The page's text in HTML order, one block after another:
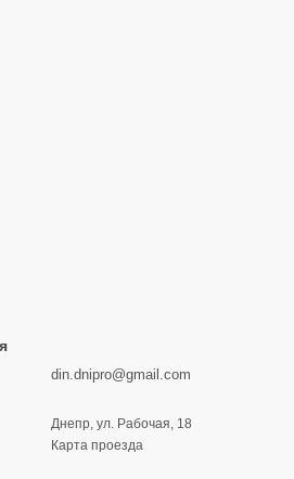
din.dnipro@gmail.com
Днепр, ул. Рабочая, 18
Карта проезда